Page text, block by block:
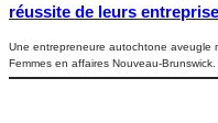
réussite de leurs
Une entrepreneure autochtone aveugle
Femmes en affaires Nouveau-Brunswick.